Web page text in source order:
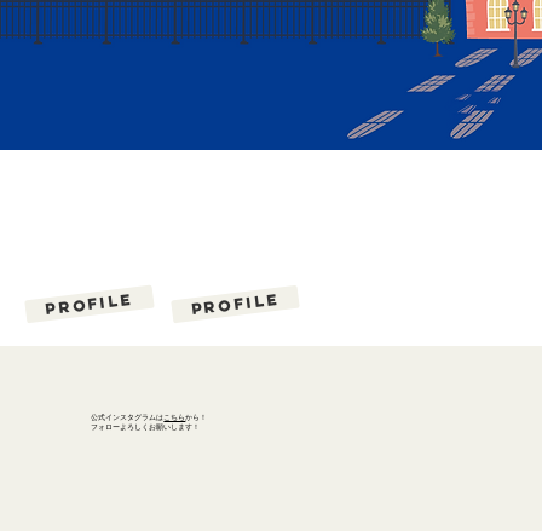
Profile Profile
公式インスタグラムはこちらから！
​フォローよろしくお願いします！